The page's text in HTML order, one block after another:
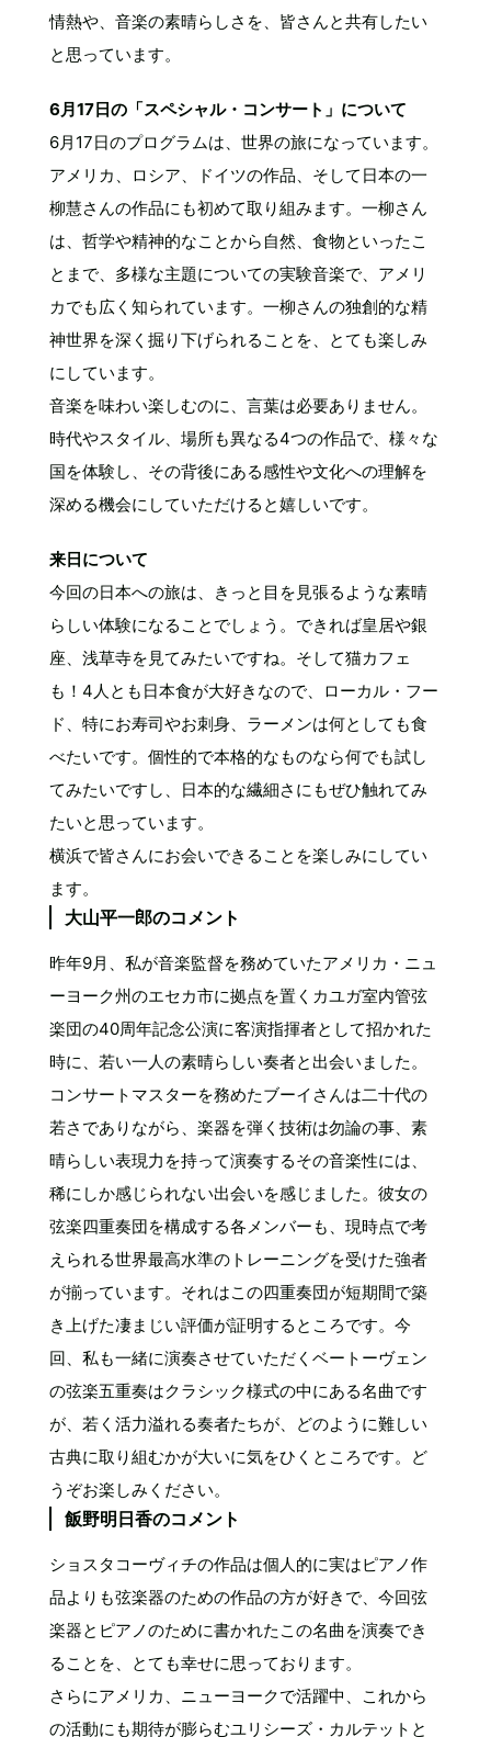
情熱や、音楽の素晴らしさを、皆さんと共有したい
と思っています。
6月17日の「スペシャル・コンサート」について
6月17日のプログラムは、世界の旅になっています。
アメリカ、ロシア、ドイツの作品、そして日本の一
柳慧さんの作品にも初めて取り組みます。一柳さん
は、哲学や精神的なことから自然、食物といったこ
とまで、多様な主題についての実験音楽で、アメリ
カでも広く知られています。一柳さんの独創的な精
神世界を深く掘り下げられることを、とても楽しみ
にしています。
音楽を味わい楽しむのに、言葉は必要ありません。
時代やスタイル、場所も異なる4つの作品で、様々な
国を体験し、その背後にある感性や文化への理解を
深める機会にしていただけると嬉しいです。
来日について
今回の日本への旅は、きっと目を見張るような素晴
らしい体験になることでしょう。できれば皇居や銀
座、浅草寺を見てみたいですね。そして猫カフェ
も！4人とも日本食が大好きなので、ローカル・フー
ド、特にお寿司やお刺身、ラーメンは何としても食
べたいです。個性的で本格的なものなら何でも試し
てみたいですし、日本的な繊細さにもぜひ触れてみ
たいと思っています。
横浜で皆さんにお会いできることを楽しみにしてい
ます。
大山平一郎のコメント
昨年9月、私が音楽監督を務めていたアメリカ・ニュ
ーヨーク州のエセカ市に拠点を置くカユガ室内管弦
楽団の40周年記念公演に客演指揮者として招かれた
時に、若い一人の素晴らしい奏者と出会いました。
コンサートマスターを務めたブーイさんは二十代の
若さでありながら、楽器を弾く技術は勿論の事、素
晴らしい表現力を持って演奏するその音楽性には、
稀にしか感じられない出会いを感じました。彼女の
弦楽四重奏団を構成する各メンバーも、現時点で考
えられる世界最高水準のトレーニングを受けた強者
が揃っています。それはこの四重奏団が短期間で築
き上げた凄まじい評価が証明するところです。今
回、私も一緒に演奏させていただくベートーヴェン
の弦楽五重奏はクラシック様式の中にある名曲です
が、若く活力溢れる奏者たちが、どのように難しい
古典に取り組むかが大いに気をひくところです。ど
うぞお楽しみください。
飯野明日香のコメント
ショスタコーヴィチの作品は個人的に実はピアノ作
品よりも弦楽器のための作品の方が好きで、今回弦
楽器とピアノのために書かれたこの名曲を演奏でき
ることを、とても幸せに思っております。
さらにアメリカ、ニューヨークで活躍中、これから
の活動にも期待が膨らむユリシーズ・カルテットと